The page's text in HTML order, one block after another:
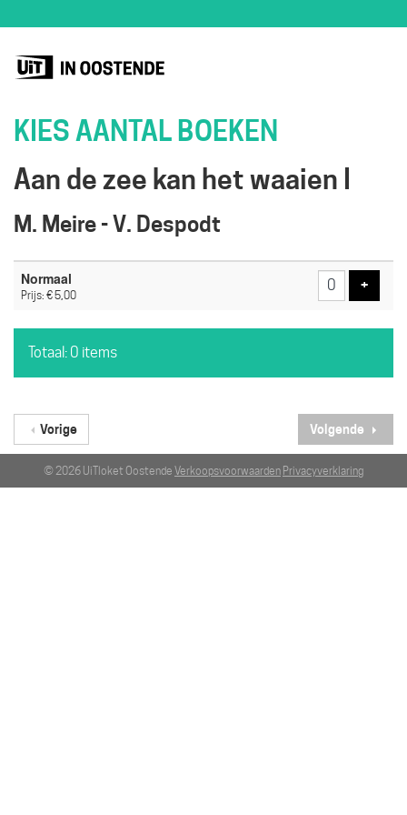
KIES AANTAL BOEKEN
Aan de zee kan het waaien I
M. Meire - V. Despodt
Aantal
Normaal
Prijs: € 5,00
+Voeg
Totaal: 0 items
Vorige Volgende
© 2026 UiTloket Oostende Verkoopsvoorwaarden Privacyverklaring